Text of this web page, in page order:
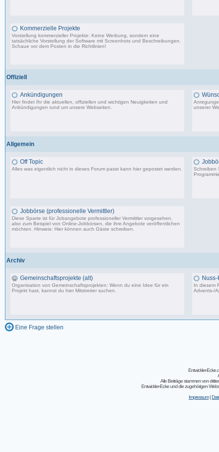
Kommerzielle Projekte
Vorstellung kommerzieller Projekte: Keine Werbung, sondern eine
tatsächliche Vorstellung der Software mit Screenhots und Beschreibungen.
Schaue vor dem Posten in die Richtlinien!
Offiziell
Ankündigungen
Hier findet Ihr die aktuellen, offiziellen und wichtigen Neuigkeiten und
Ankündigungen rund um unsere Webseiten.
unserer
Allgemein
Off Topic
Alles was eigentlich nicht in dieses Forum passt kann hier gepostet werden.
Schreiben
Jobbörse (professionelle Vermittler)
Diese Sparte ist für Jobangebote professioneller Vermittler vorgesehen,
also zum Beispiel von Online-Jobbörsen, die ihre Angebote veröffentlichen
möchten. Hinweis: Hier können auch Gäste schreiben.
Archiv
Gemeinschaftsprojekte (alt)
Organisation von Gemeinschaftsprojekten: Wenn du eine Idee für ein
Projekt hast, kannst du hier Mitstreiter suchen.
Nuss-
In diesem
Advents-/
Eine Frage stellen
Entwickler-
Alle Beiträge stammen von
Entwickler-Ecke und die zugehörigen
Impressum|